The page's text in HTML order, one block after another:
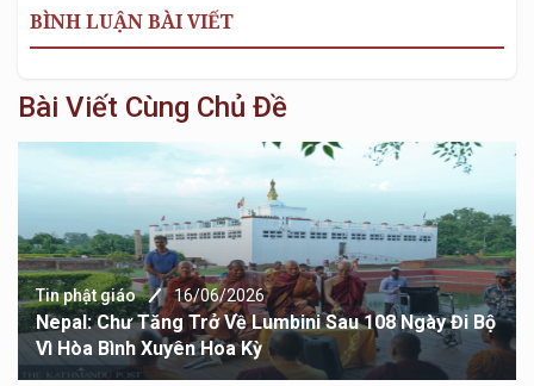
BÌNH LUẬN BÀI VIẾT
Bài Viết Cùng Chủ Đề
Tin phật giáo 16/06/2026
Nepal: Chư Tăng Trở Về Lumbini Sau 108 Ngày Đi Bộ
Vì Hòa Bình Xuyên Hoa Kỳ